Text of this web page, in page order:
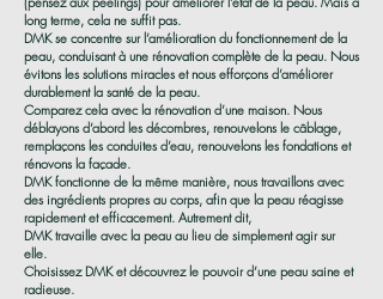
long terme, cela ne suffit pas.
DMK se concentre sur l’amélioration du fonctionnement de la
peau, conduisant à une rénovation complète de la peau. Nous
évitons les solutions miracles et nous efforçons d’améliorer
durablement la santé de la peau.
Comparez cela avec la rénovation d’une maison. Nous
déblayons d’abord les décombres, renouvelons le câblage,
remplaçons les conduites d’eau, renouvelons les fondations et
rénovons la façade.
DMK fonctionne de la même manière, nous travaillons avec
des ingrédients propres au corps, afin que la peau réagisse
rapidement et efficacement. Autrement dit,
DMK travaille avec la peau au lieu de simplement agir sur
elle.
Choisissez DMK et découvrez le pouvoir d’une peau saine et
radieuse.